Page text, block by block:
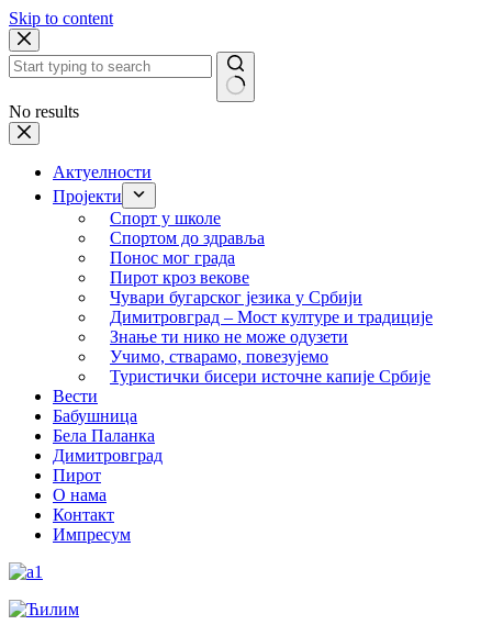
Skip to content
No results
Актуелности
Пројекти
Спорт у школе
Спортом до здравља
Понос мог града
Пирот кроз векове
Чувари бугарског језика у Србији
Димитровград – Мост културе и традиције
Знање ти нико не може одузети
Учимо, стварамо, повезујемо
Туристички бисери источне капије Србије
Вести
Бабушница
Бела Паланка
Димитровград
Пирот
О нама
Контакт
Импресум